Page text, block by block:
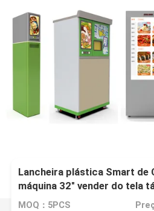
Lancheira plástica Smart de
máquina 32" vender do tela
MOQ：5PCS